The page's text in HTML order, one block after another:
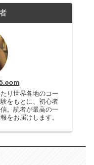
り世界各地のコー
をもとに、初心者
。読者が最高の一
をお届けします。